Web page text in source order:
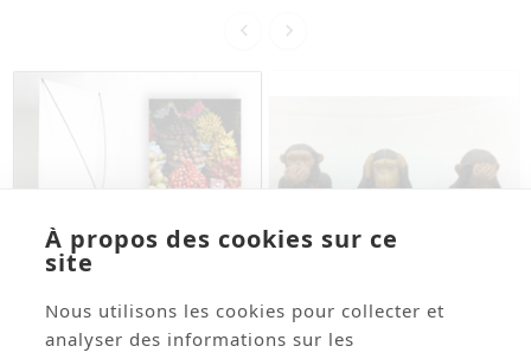
 
 
À propos des cookies sur ce
site
Nous utilisons les cookies pour collecter et
analyser des informations sur les